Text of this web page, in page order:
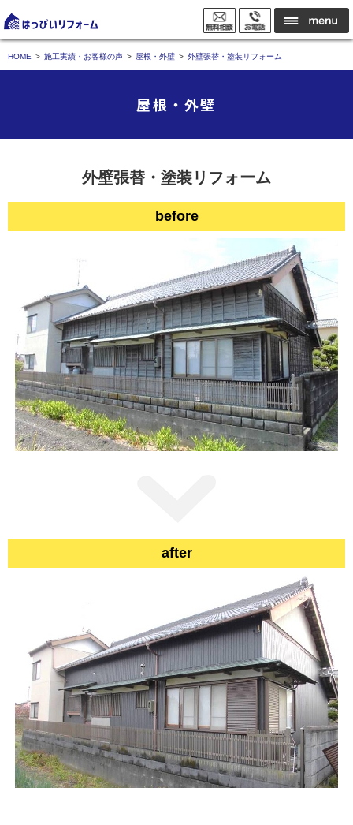
HOME 施工実績・お客様の声 屋根・外壁 外壁張替・塗装リフォーム
屋根・外壁
外壁張替・塗装リフォーム
before
after